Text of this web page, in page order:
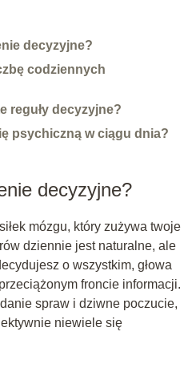
decyzyjne?
codziennych
reguły decyzyjne?
psychiczną w ciągu dnia?
decyzyjne?
mózgu, który zużywa twoje
dziennie jest naturalne, ale
o wszystkim, głowa
froncie informacji.
spraw i dziwne poczucie,
niewiele się